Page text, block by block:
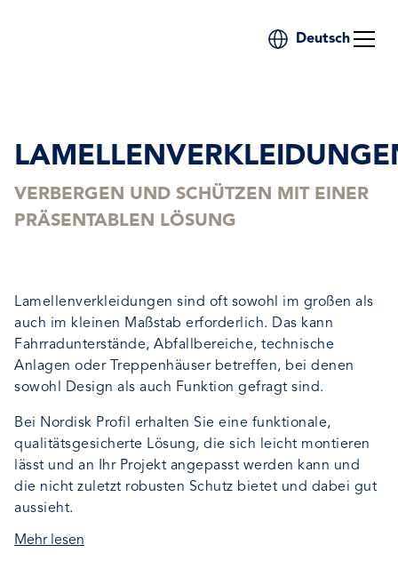
Deutsch
VERBERGEN UND SCHÜTZEN MIT EINER
PRÄSENTABLEN LÖSUNG
Lamellenverkleidungen sind oft sowohl im großen als
auch im kleinen Maßstab erforderlich. Das kann
Fahrradunterstände, Abfallbereiche, technische
Anlagen oder Treppenhäuser betreffen, bei denen
sowohl Design als auch Funktion gefragt sind.
Bei Nordisk Profil erhalten Sie eine funktionale,
qualitätsgesicherte Lösung, die sich leicht montieren
lässt und an Ihr Projekt angepasst werden kann und
die nicht zuletzt robusten Schutz bietet und dabei gut
aussieht.
Mehr lesen